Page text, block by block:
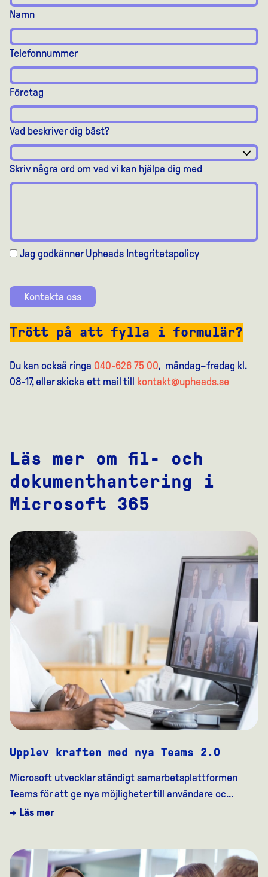
Namn
Telefonnummer
Företag
Vad beskriver dig bäst?
Skriv några ord om vad vi kan hjälpa dig med
Jag godkänner Upheads Integritetspolicy
Kontakta oss
Trött på att fylla i formulär?
Du kan också ringa 040-626 75 00, måndag–fredag kl.
08-17, eller skicka ett mail till kontakt@upheads.se
Läs mer om fil- och
dokumenthantering i
Microsoft 365
Upplev kraften med nya Teams 2.0
Microsoft utvecklar ständigt samarbetsplattformen
Teams för att ge nya möjligheter till användare oc…
→ Läs mer